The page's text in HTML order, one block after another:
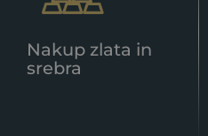
Nakup zlata in
srebra